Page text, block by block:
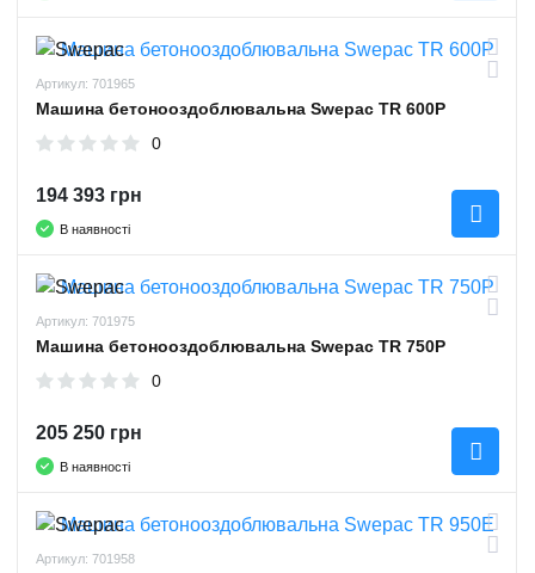
Артикул: 701965
Машина бетонооздоблювальна Swepac TR 600P
0
194 393 грн
В наявності
Артикул: 701975
Машина бетонооздоблювальна Swepac TR 750P
0
205 250 грн
В наявності
Артикул: 701958